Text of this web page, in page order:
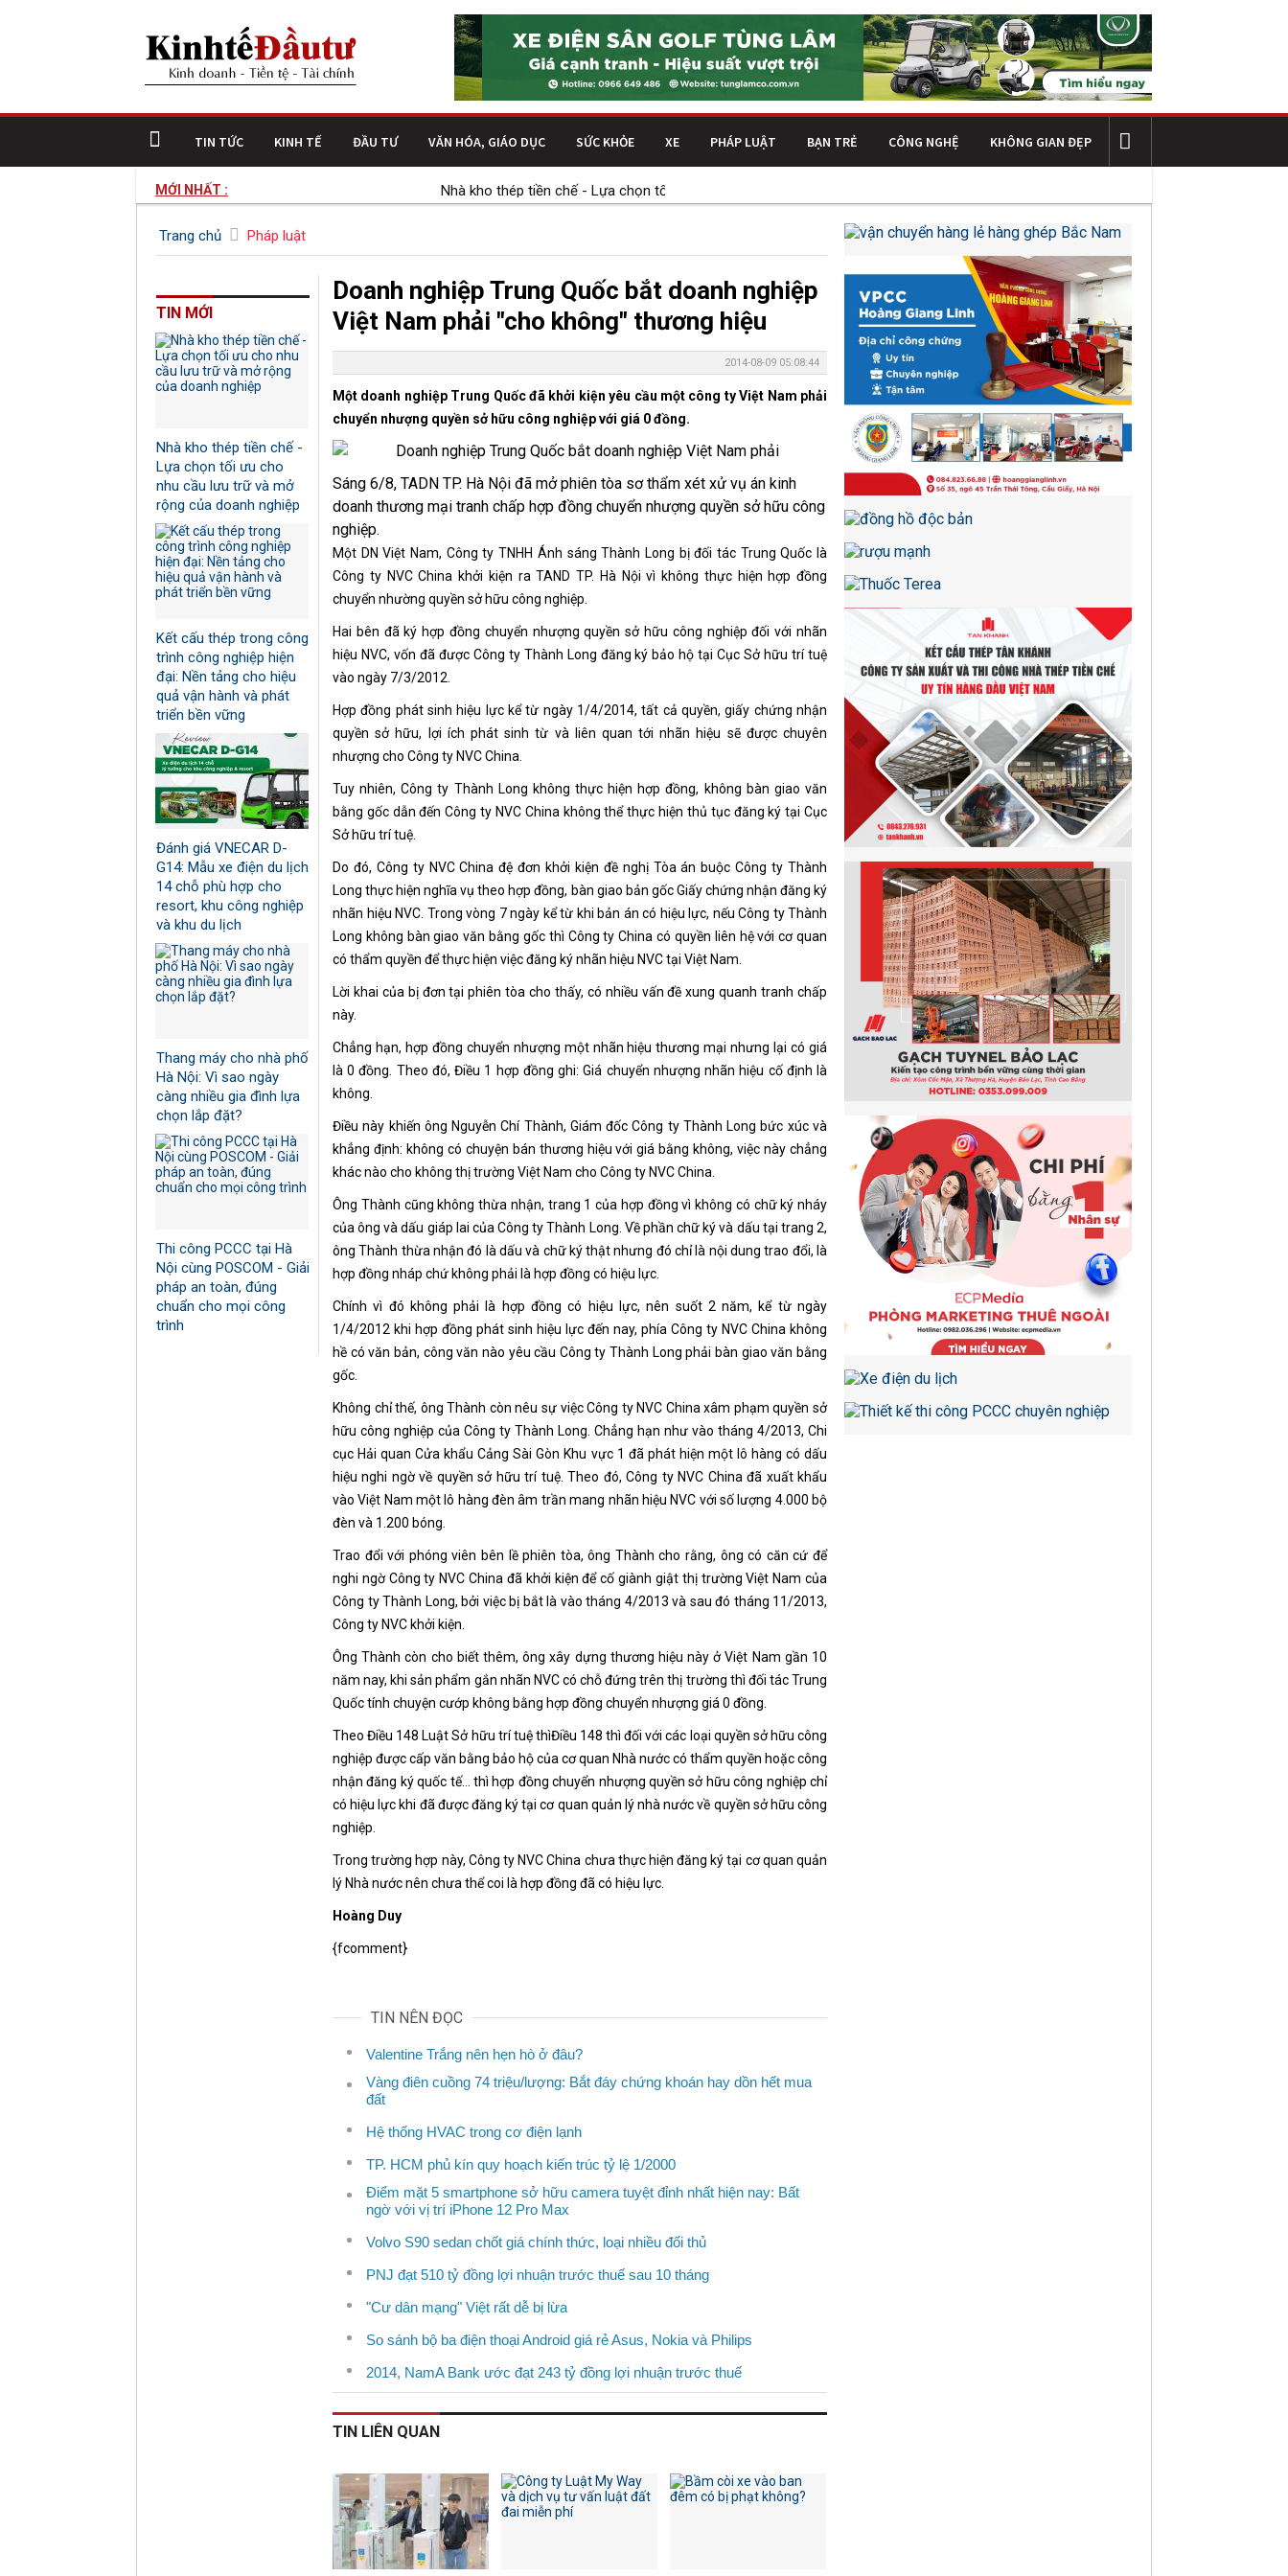
TIN TỨC KINH TẾ ĐẦU TƯ VĂN HÓA, GIÁO DỤC SỨC KHỎE XE PHÁP LUẬT BẠN TRẺ CÔNG NGHỆ KHÔNG GIAN ĐẸP
MỚI NHẤT : Nhà kho thép tiền chế - Lựa chọn tối ưu cho nhu cầu lưu trữ và mở rộng của doanh nghiệp
Trang chủ Pháp luật
Doanh nghiệp Trung Quốc bắt doanh nghiệp
Việt Nam phải "cho không" thương hiệu
2014-08-09 05:08:44
Một doanh nghiệp Trung Quốc đã khởi kiện yêu cầu một công ty Việt Nam phải
chuyển nhượng quyền sở hữu công nghiệp với giá 0 đồng.
Sáng 6/8, TADN TP. Hà Nội đã mở phiên tòa sơ thẩm xét xử vụ án kinh
doanh thương mại tranh chấp hợp đồng chuyển nhượng quyền sở hữu công
nghiệp.
Một DN Việt Nam, Công ty TNHH Ánh sáng Thành Long bị đối tác Trung Quốc là
Công ty NVC China khởi kiện ra TAND TP. Hà Nội vì không thực hiện hợp đồng
chuyển nhường quyền sở hữu công nghiệp.
Hai bên đã ký hợp đồng chuyển nhượng quyền sở hữu công nghiệp đối với nhãn
hiệu NVC, vốn đã được Công ty Thành Long đăng ký bảo hộ tại Cục Sở hữu trí tuệ
vào ngày 7/3/2012.
Hợp đồng phát sinh hiệu lực kể từ ngày 1/4/2014, tất cả quyền, giấy chứng nhận
quyền sở hữu, lợi ích phát sinh từ và liên quan tới nhãn hiệu sẽ được chuyên
nhượng cho Công ty NVC China.
Tuy nhiên, Công ty Thành Long không thực hiện hợp đồng, không bàn giao văn
bằng gốc dẫn đến Công ty NVC China không thể thực hiện thủ tục đăng ký tại Cục
Sở hữu trí tuệ.
Do đó, Công ty NVC China đệ đơn khởi kiện đề nghị Tòa án buộc Công ty Thành
Long thực hiện nghĩa vụ theo hợp đồng, bàn giao bản gốc Giấy chứng nhận đăng ký
nhãn hiệu NVC. Trong vòng 7 ngày kể từ khi bản án có hiệu lực, nếu Công ty Thành
Long không bàn giao văn bằng gốc thì Công ty China có quyền liên hệ với cơ quan
có thẩm quyền để thực hiện việc đăng ký nhãn hiệu NVC tại Việt Nam.
Lời khai của bị đơn tại phiên tòa cho thấy, có nhiều vấn đề xung quanh tranh chấp
này.
Chẳng hạn, hợp đồng chuyển nhượng một nhãn hiệu thương mại nhưng lại có giá
là 0 đồng. Theo đó, Điều 1 hợp đồng ghi: Giá chuyển nhượng nhãn hiệu cố định là
không.
Điều này khiến ông Nguyễn Chí Thành, Giám đốc Công ty Thành Long bức xúc và
khẳng định: không có chuyện bán thương hiệu với giá bằng không, việc này chẳng
khác nào cho không thị trường Việt Nam cho Công ty NVC China.
Ông Thành cũng không thừa nhận, trang 1 của hợp đồng vì không có chữ ký nháy
của ông và dấu giáp lai của Công ty Thành Long. Về phần chữ ký và dấu tại trang 2,
ông Thành thừa nhận đó là dấu và chữ ký thật nhưng đó chỉ là nội dung trao đổi, là
hợp đồng nháp chứ không phải là hợp đồng có hiệu lực.
Chính vì đó không phải là hợp đồng có hiệu lực, nên suốt 2 năm, kể từ ngày
1/4/2012 khi hợp đồng phát sinh hiệu lực đến nay, phía Công ty NVC China không
hề có văn bản, công văn nào yêu cầu Công ty Thành Long phải bàn giao văn bằng
gốc.
Không chỉ thế, ông Thành còn nêu sự việc Công ty NVC China xâm phạm quyền sở
hữu công nghiệp của Công ty Thành Long. Chẳng hạn như vào tháng 4/2013, Chi
cục Hải quan Cửa khẩu Cảng Sài Gòn Khu vực 1 đã phát hiện một lô hàng có dấu
hiệu nghi ngờ về quyền sở hữu trí tuệ. Theo đó, Công ty NVC China đã xuất khẩu
vào Việt Nam một lô hàng đèn âm trần mang nhãn hiệu NVC với số lượng 4.000 bộ
đèn và 1.200 bóng.
Trao đổi với phóng viên bên lề phiên tòa, ông Thành cho rằng, ông có căn cứ để
nghi ngờ Công ty NVC China đã khởi kiện để cố giành giật thị trường Việt Nam của
Công ty Thành Long, bởi việc bị bắt là vào tháng 4/2013 và sau đó tháng 11/2013,
Công ty NVC khởi kiện.
Ông Thành còn cho biết thêm, ông xây dựng thương hiệu này ở Việt Nam gần 10
năm nay, khi sản phẩm gắn nhãn NVC có chỗ đứng trên thị trường thì đối tác Trung
Quốc tính chuyện cướp không bằng hợp đồng chuyển nhượng giá 0 đồng.
Theo Điều 148 Luật Sở hữu trí tuệ thìĐiều 148 thì đối với các loại quyền sở hữu công
nghiệp được cấp văn bằng bảo hộ của cơ quan Nhà nước có thẩm quyền hoặc công
nhận đăng ký quốc tế… thì hợp đồng chuyển nhượng quyền sở hữu công nghiệp chỉ
có hiệu lực khi đã được đăng ký tại cơ quan quản lý nhà nước về quyền sở hữu công
nghiệp.
Trong trường hợp này, Công ty NVC China chưa thực hiện đăng ký tại cơ quan quản
lý Nhà nước nên chưa thể coi là hợp đồng đã có hiệu lực.
Hoàng Duy
{fcomment}
TIN NÊN ĐỌC
Valentine Trắng nên hẹn hò ở đâu?
Vàng điên cuồng 74 triệu/lượng: Bắt đáy chứng khoán hay dồn hết mua
đất
Hệ thống HVAC trong cơ điện lạnh
TP. HCM phủ kín quy hoạch kiến trúc tỷ lệ 1/2000
Điểm mặt 5 smartphone sở hữu camera tuyệt đỉnh nhất hiện nay: Bất
ngờ với vị trí iPhone 12 Pro Max
Volvo S90 sedan chốt giá chính thức, loại nhiều đối thủ
PNJ đạt 510 tỷ đồng lợi nhuận trước thuế sau 10 tháng
"Cư dân mạng" Việt rất dễ bị lừa
So sánh bộ ba điện thoại Android giá rẻ Asus, Nokia và Philips
2014, NamA Bank ước đạt 243 tỷ đồng lợi nhuận trước thuế
TIN LIÊN QUAN
TIN MỚI
Nhà kho thép tiền chế -
Lựa chọn tối ưu cho
nhu cầu lưu trữ và mở
rộng của doanh nghiệp
Kết cấu thép trong công
trình công nghiệp hiện
đại: Nền tảng cho hiệu
quả vận hành và phát
triển bền vững
Đánh giá VNECAR D-
G14: Mẫu xe điện du lịch
14 chỗ phù hợp cho
resort, khu công nghiệp
và khu du lịch
Thang máy cho nhà phố
Hà Nội: Vì sao ngày
càng nhiều gia đình lựa
chọn lắp đặt?
Thi công PCCC tại Hà
Nội cùng POSCOM - Giải
pháp an toàn, đúng
chuẩn cho mọi công
trình